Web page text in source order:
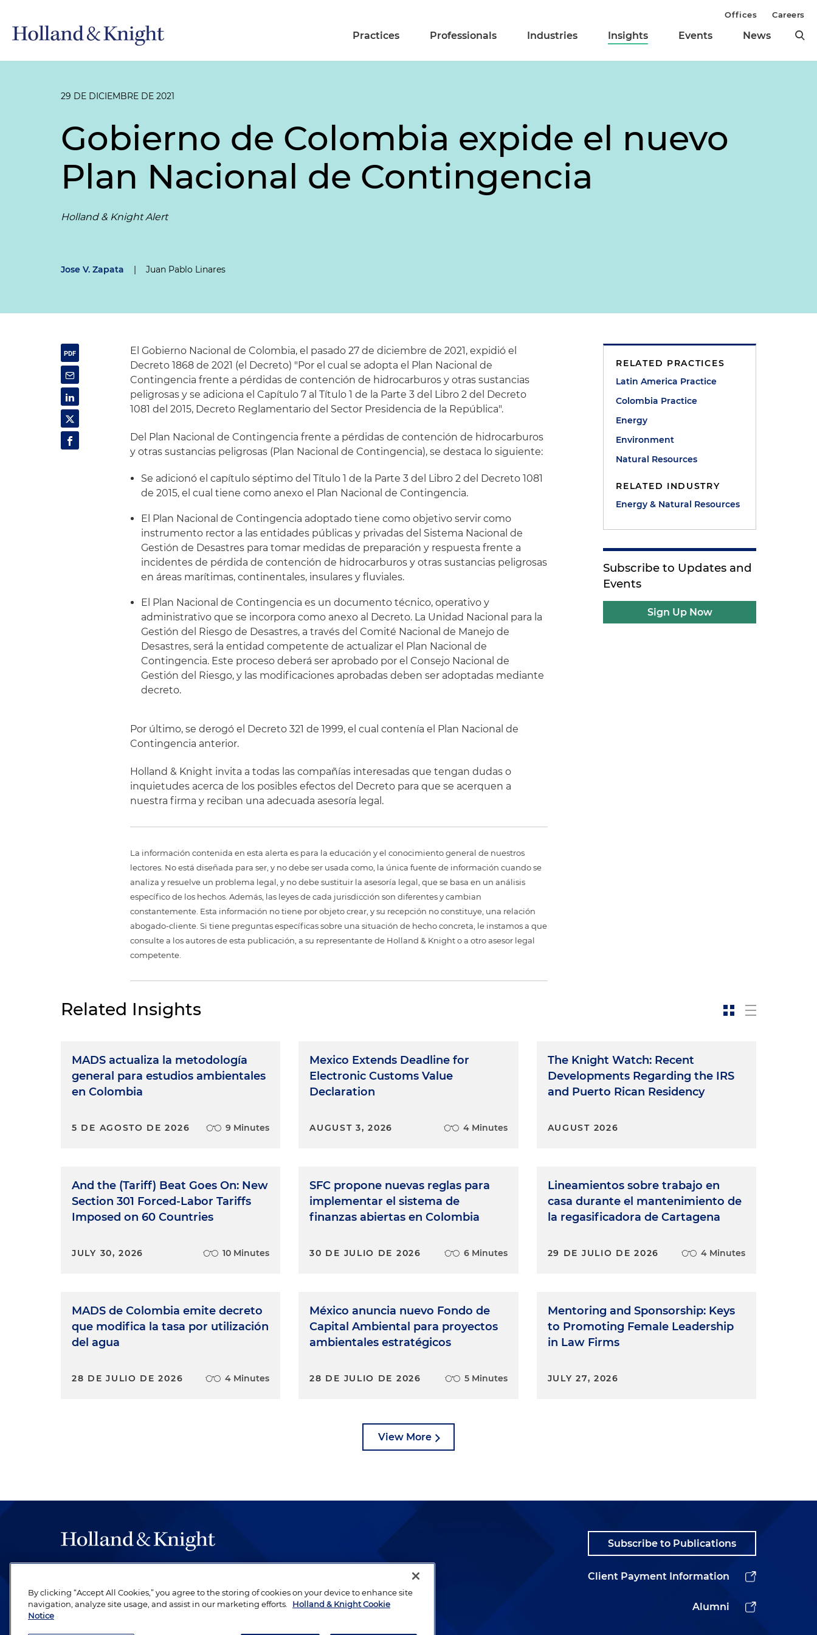
Practices Professionals Industries Insights Events News
Offices Careers
29 DE DICIEMBRE DE 2021
Gobierno de Colombia expide el nuevo
Plan Nacional de Contingencia
Holland & Knight Alert
Jose V. Zapata | Juan Pablo Linares
El Gobierno Nacional de Colombia, el pasado 27 de diciembre de 2021, expidió el
Decreto 1868 de 2021 (el Decreto) "Por el cual se adopta el Plan Nacional de
Contingencia frente a pérdidas de contención de hidrocarburos y otras sustancias
peligrosas y se adiciona el Capítulo 7 al Título 1 de la Parte 3 del Libro 2 del Decreto
1081 del 2015, Decreto Reglamentario del Sector Presidencia de la República".
Del Plan Nacional de Contingencia frente a pérdidas de contención de hidrocarburos
y otras sustancias peligrosas (Plan Nacional de Contingencia), se destaca lo siguiente:
Se adicionó el capítulo séptimo del Título 1 de la Parte 3 del Libro 2 del Decreto 1081
de 2015, el cual tiene como anexo el Plan Nacional de Contingencia.
El Plan Nacional de Contingencia adoptado tiene como objetivo servir como
instrumento rector a las entidades públicas y privadas del Sistema Nacional de
Gestión de Desastres para tomar medidas de preparación y respuesta frente a
incidentes de pérdida de contención de hidrocarburos y otras sustancias peligrosas
en áreas marítimas, continentales, insulares y fluviales.
El Plan Nacional de Contingencia es un documento técnico, operativo y
administrativo que se incorpora como anexo al Decreto. La Unidad Nacional para la
Gestión del Riesgo de Desastres, a través del Comité Nacional de Manejo de
Desastres, será la entidad competente de actualizar el Plan Nacional de
Contingencia. Este proceso deberá ser aprobado por el Consejo Nacional de
Gestión del Riesgo, y las modificaciones aprobadas deben ser adoptadas mediante
decreto.
Por último, se derogó el Decreto 321 de 1999, el cual contenía el Plan Nacional de
Contingencia anterior.
Holland & Knight invita a todas las compañías interesadas que tengan dudas o
inquietudes acerca de los posibles efectos del Decreto para que se acerquen a
nuestra firma y reciban una adecuada asesoría legal.
La información contenida en esta alerta es para la educación y el conocimiento general de nuestros
lectores. No está diseñada para ser, y no debe ser usada como, la única fuente de información cuando se
analiza y resuelve un problema legal, y no debe sustituir la asesoría legal, que se basa en un análisis
específico de los hechos. Además, las leyes de cada jurisdicción son diferentes y cambian
constantemente. Esta información no tiene por objeto crear, y su recepción no constituye, una relación
abogado-cliente. Si tiene preguntas específicas sobre una situación de hecho concreta, le instamos a que
consulte a los autores de esta publicación, a su representante de Holland & Knight o a otro asesor legal
competente.
RELATED PRACTICES
Latin America Practice
Colombia Practice
Energy
Environment
Natural Resources
RELATED INDUSTRY
Energy & Natural Resources
Subscribe to Updates and
Events
Sign Up Now
Related Insights
MADS actualiza la metodología
general para estudios ambientales
en Colombia
5 DE AGOSTO DE 2026 9 Minutes
And the (Tariff) Beat Goes On: New
Section 301 Forced-Labor Tariffs
Imposed on 60 Countries
JULY 30, 2026 10 Minutes
MADS de Colombia emite decreto
que modifica la tasa por utilización
del agua
28 DE JULIO DE 2026 4 Minutes
Mexico Extends Deadline for
Electronic Customs Value
Declaration
AUGUST 3, 2026 4 Minutes
SFC propone nuevas reglas para
implementar el sistema de
finanzas abiertas en Colombia
30 DE JULIO DE 2026 6 Minutes
México anuncia nuevo Fondo de
Capital Ambiental para proyectos
ambientales estratégicos
28 DE JULIO DE 2026 5 Minutes
The Knight Watch: Recent
Developments Regarding the IRS
and Puerto Rican Residency
AUGUST 2026
Lineamientos sobre trabajo en
casa durante el mantenimiento de
la regasificadora de Cartagena
29 DE JULIO DE 2026 4 Minutes
Mentoring and Sponsorship: Keys
to Promoting Female Leadership
in Law Firms
JULY 27, 2026
View More
be legal work of the highest quality, performed by well-prepared lawyers who
revere their profession and are devoted to their clients.
Subscribe to Publications
Client Payment Information
Alumni
By clicking “Accept All Cookies,” you agree to the storing of cookies on your device to enhance site
navigation, analyze site usage, and assist in our marketing efforts.
Holland & Knight Cookie
Notice